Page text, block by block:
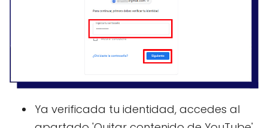
Ya verificada tu identidad, accedes al